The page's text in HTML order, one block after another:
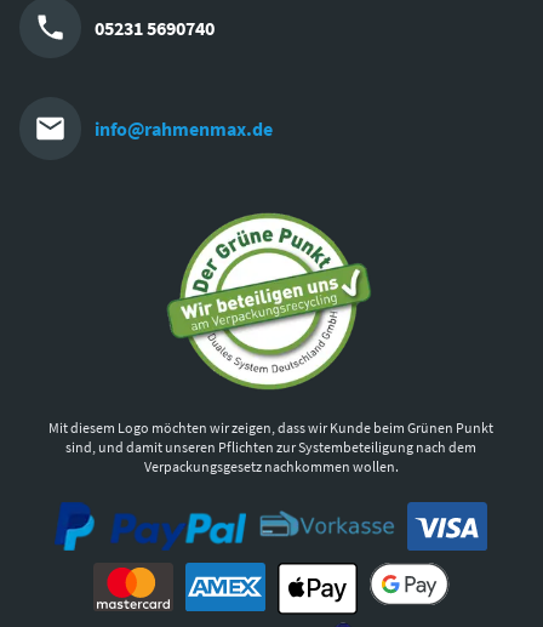
05231 5690740
info@rahmenmax.de
Mit diesem Logo möchten wir zeigen, dass wir Kunde beim Grünen Punkt
sind, und damit unseren Pflichten zur Systembeteiligung nach dem
Verpackungsgesetz nachkommen wollen.